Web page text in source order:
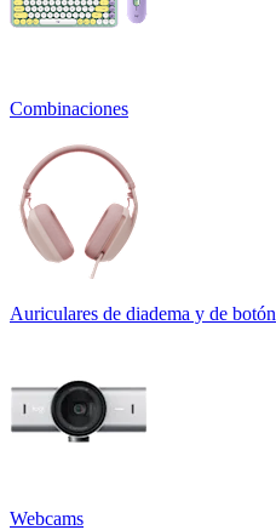
Combinaciones
Auriculares de diadema y de botón
Webcams